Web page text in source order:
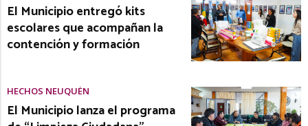
El Municipio entregó kits
escolares que acompañan la
contención y formación
HECHOS NEUQUÉN
El Municipio lanza el programa